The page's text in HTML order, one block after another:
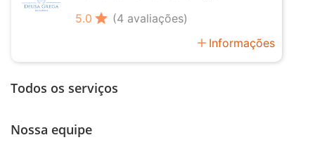
5.0 star (4 avaliações)
add Informações
Todos os serviços
Nossa equipe